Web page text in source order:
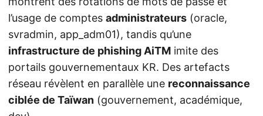
l’usage de comptes administrateurs (oracle,
svradmin, app_adm01), tandis qu’une
infrastructure de phishing AiTM imite des
portails gouvernementaux KR. Des artefacts
réseau révèlent en parallèle une reconnaissance
ciblée de Taïwan (gouvernement, académique,